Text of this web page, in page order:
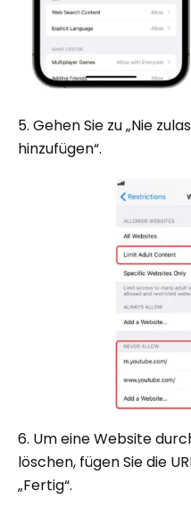
5. Gehen Sie zu „Nie
hinzufügen“.
6. Um eine Website
löschen, fügen Sie die
„Fertig“.